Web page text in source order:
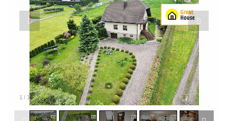
1 / 19